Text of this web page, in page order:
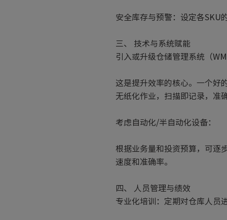
安全库存与预警：设定各SKU
三、 技术与系统赋能
引入或升级仓储管理系统（
这是提升效率的核心。一个好
无纸化作业，扫描即记录，准
考虑自动化/半自动化设备：
根据业务量和投资预算，可逐
速度和准确率。
四、 人员管理与绩效
专业化培训：定期对仓库人员